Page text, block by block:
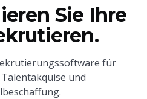
Sie Ihre
für
und